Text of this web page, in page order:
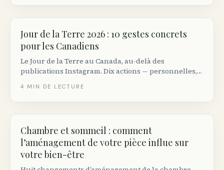
Jour de la Terre 2026 : 10 gestes concrets
pour les Canadiens
Le Jour de la Terre au Canada, au-delà des
publications Instagram. Dix actions — personnelles,
l’aiguille climatique.
4 MIN DE LECTURE
Chambre et sommeil : comment
l’aménagement de votre pièce influe sur
votre bien-être